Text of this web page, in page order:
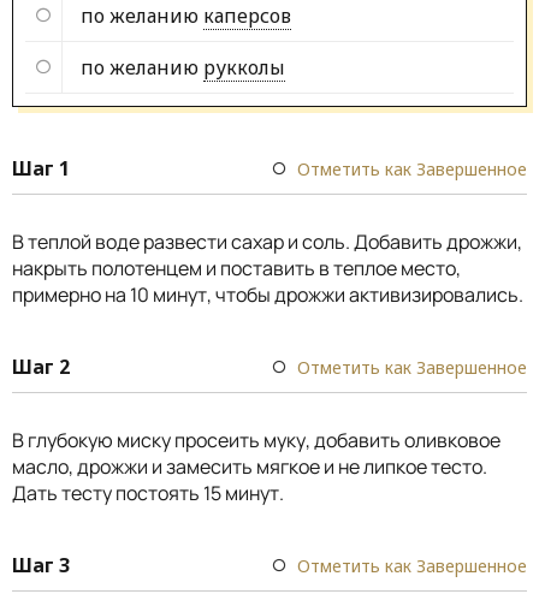
по желанию каперсов
по желанию рукколы
Шаг 1 Отметить как Завершенное
В теплой воде развести сахар и соль. Добавить дрожжи,
накрыть полотенцем и поставить в теплое место,
примерно на 10 минут, чтобы дрожжи активизировались.
Шаг 2 Отметить как Завершенное
В глубокую миску просеить муку, добавить оливковое
масло, дрожжи и замесить мягкое и не липкое тесто.
Дать тесту постоять 15 минут.
Шаг 3 Отметить как Завершенное